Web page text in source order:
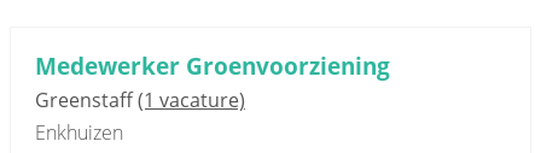
Medewerker Groenvoorziening
Greenstaff(1 vacature)
Enkhuizen